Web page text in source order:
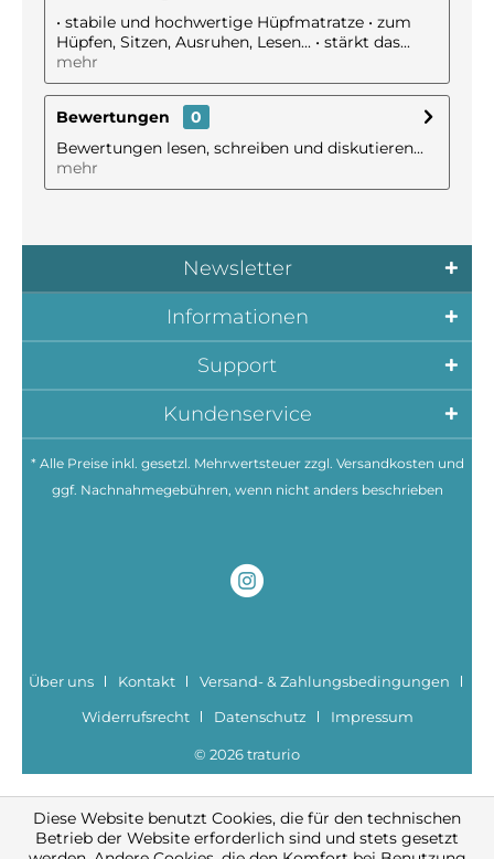
• stabile und hochwertige Hüpfmatratze • zum
Hüpfen, Sitzen, Ausruhen, Lesen... • stärkt das...
mehr
Bewertungen
0
Bewertungen lesen, schreiben und diskutieren...
mehr
Kundenservice
Support
Informationen
Newsletter
* Alle Preise inkl. gesetzl. Mehrwertsteuer zzgl. Versandkosten und
ggf. Nachnahmegebühren, wenn nicht anders beschrieben
Über uns Kontakt
Versand- & Zahlungsbedingungen
Widerrufsrecht
Datenschutz Impressum
© 2026 traturio
Diese Website benutzt Cookies, die für den technischen
Betrieb der Website erforderlich sind und stets gesetzt